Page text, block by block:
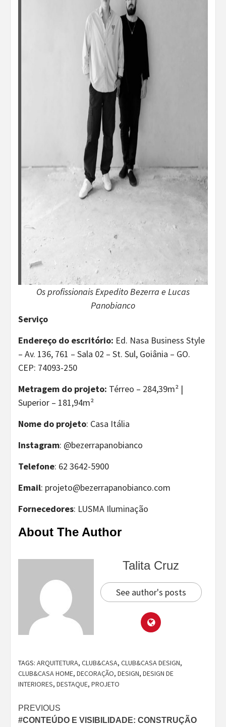
Os profissionais Expedito Bezerra e Lucas
Panobianco
Serviço
Endereço do escritório: Ed. Nasa Business Style
– Av. 136, 761 – Sala 02 – St. Sul, Goiânia – GO.
CEP: 74093-250
Metragem do projeto: Térreo – 284,39m² |
Superior – 181,94m²
Nome do projeto: Casa Itália
Instagram: @bezerrapanobianco
Telefone: 62 3642-5900
Email: projeto@bezerrapanobianco.com
Fornecedores: LUSMA Iluminação
About The Author
Talita Cruz
See author's posts
TAGS: ARQUITETURA, CLUB&CASA, CLUB&CASA DESIGN,
CLUB&CASA HOME, DECORAÇÃO, DESIGN, DESIGN DE
INTERIORES, DESTAQUE, PROJETO
Continue
PREVIOUS
#CONTEÚDO E VISIBILIDADE: CONSTRUÇÃO